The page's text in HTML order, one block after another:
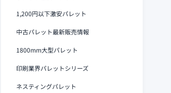
1,200円以下激安パレット
中古パレット最新販売情報
1800mm大型パレット
印刷業界パレットシリーズ
ネスティングパレット